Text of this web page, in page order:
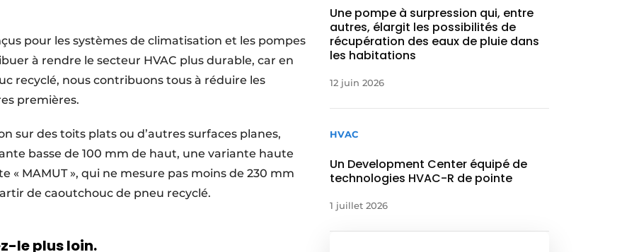
pour les systèmes de climatisation et les pompes
à rendre le secteur HVAC plus durable, car en
recyclé, nous contribuons tous à réduire les
premières.
sur des toits plats ou d’autres surfaces planes,
basse de 100 mm de haut, une variante haute
« MAMUT », qui ne mesure pas moins de 230 mm
de caoutchouc de pneu recyclé.
le plus loin.
Une pompe à surpression qui, entre
autres, élargit les possibilités de
récupération des eaux de pluie dans
les habitations
12 juin 2026
HVAC
Un Development Center équipé de
technologies HVAC-R de pointe
1 juillet 2026